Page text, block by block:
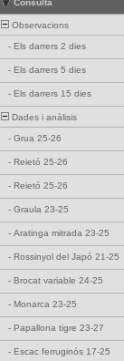
Consulta
Observacions
- Els darrers 2 dies
- Els darrers 5 dies
- Els darrers 15 dies
Dades i anàlisis
- Grua 25-26
- Reietó 25-26
- Reietó 25-26
- Graula 23-25
- Aratinga mitrada 23-25
- Rossinyol del Japó 21-25
- Brocat variable 24-25
- Monarca 23-25
- Papallona tigre 23-27
- Escac ferruginós 17-25